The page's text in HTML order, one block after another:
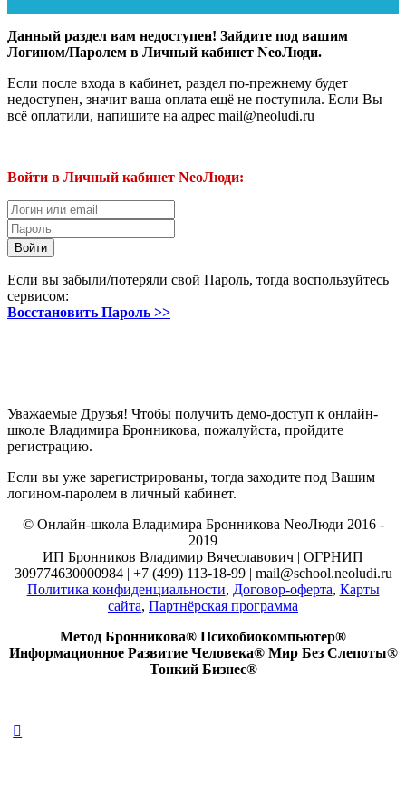
Данный раздел вам недоступен! Зайдите под вашим
Логином/Паролем в Личный кабинет NeoЛюди.
Если после входа в кабинет, раздел по-прежнему будет
недоступен, значит ваша оплата ещё не поступила. Если Вы
всё оплатили, напишите на адрес mail@neoludi.ru
Войти в Личный кабинет NeoЛюди:
Если вы забыли/потеряли свой Пароль, тогда воспользуйтесь
сервисом:
Восстановить Пароль >>
Уважаемые Друзья! Чтобы получить демо-доступ к онлайн-
школе Владимира Бронникова, пожалуйста, пройдите
регистрацию.
Если вы уже зарегистрированы, тогда заходите под Вашим
логином-паролем в личный кабинет.
© Онлайн-школа Владимира Бронникова NeoЛюди 2016 -
2019
ИП Бронников Владимир Вячеславович | ОГРНИП
309774630000984 | +7 (499) 113-18-99 | mail@school.neoludi.ru
Политика конфиденциальности, Договор-оферта, Карты
сайта, Партнёрская программа
Метод Бронникова® Психобиокомпьютер®
Информационное Развитие Человека® Мир Без Слепоты®
Тонкий Бизнес®